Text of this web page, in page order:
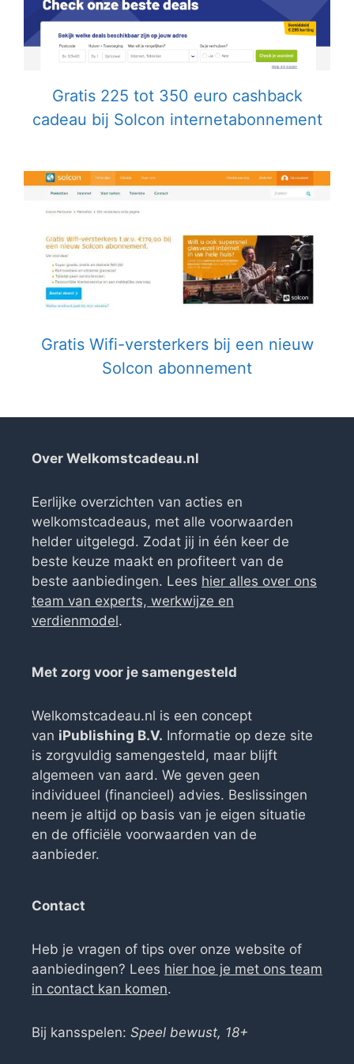
Gratis 225 tot 350 euro cashback
cadeau bij Solcon internetabonnement
Gratis Wifi-versterkers bij een nieuw
Solcon abonnement
Over Welkomstcadeau.nl
Eerlijke overzichten van acties en
welkomstcadeaus, met alle voorwaarden
helder uitgelegd. Zodat jij in één keer de
beste keuze maakt en profiteert van de
beste aanbiedingen. Lees hier alles over ons
team van experts, werkwijze en
verdienmodel.
Met zorg voor je samengesteld
Welkomstcadeau.nl is een concept
van iPublishing B.V. Informatie op deze site
is zorgvuldig samengesteld, maar blijft
algemeen van aard. We geven geen
individueel (financieel) advies. Beslissingen
neem je altijd op basis van je eigen situatie
en de officiële voorwaarden van de
aanbieder.
Contact
Heb je vragen of tips over onze website of
aanbiedingen? Lees hier hoe je met ons team
in contact kan komen.
Bij kansspelen: Speel bewust, 18+